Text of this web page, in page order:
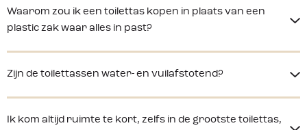
Waarom zou ik een toilettas kopen in plaats van een
plastic zak waar alles in past?
Zijn de toilettassen water- en vuilafstotend?
Ik kom altijd ruimte te kort, zelfs in de grootste toilettas,